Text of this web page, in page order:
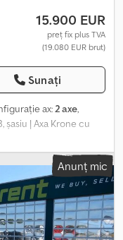
15.900 EUR
preț fix plus TVA
(19.080 EUR brut)
Sunați
ax:2 axe,
șasiu | Axa Krone cu
roata de rezervă |
răspunderea pentru
Aezl RqujmuerfAnunț mic